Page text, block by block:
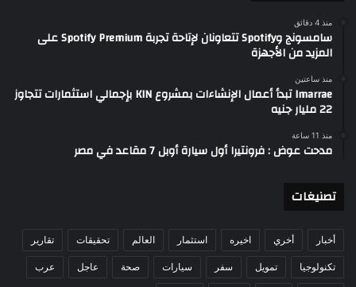
منذ 4 دقائق
سامسونج وSpotify تتعاونان لإتاحة تجربة Spotify Premium على
المزيد من الأجهزة
منذ ساعتين
Imarrae تبدأ أعمال الإنشاءات بمشروع KIN بإجمالي استثمارات تتجاوز
22 مليار جنيه
منذ 11 ساعة
مدحت عوض : فرونتيرا أول سيارة أوبل 7 مقاعد في مصر
تصنيغات
أخبار أخري اخيره استثمار العالم تحقيقات تقارير
تكنولوجيا تمويل سفر سيارات صحة عاجل عرب